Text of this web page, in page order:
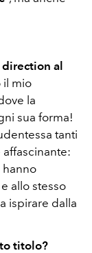
direction al
il mio
la
sua forma!
tanti
allo stesso
ispirare dalla
titolo?